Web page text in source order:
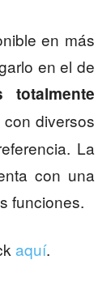
en más
en el de
totalmente
diversos
La
con una
funciones.
aquí.